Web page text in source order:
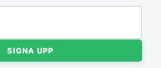
SIGNA UPP